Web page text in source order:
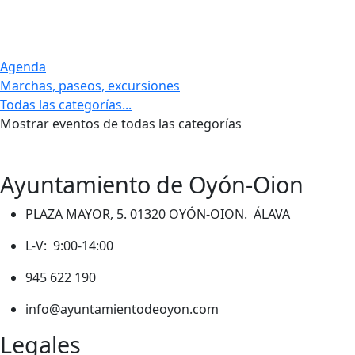
Agenda
Marchas, paseos, excursiones
Todas las categorías...
Mostrar eventos de todas las categorías
Ayuntamiento de Oyón-Oion
PLAZA MAYOR, 5. 01320 OYÓN-OION. ÁLAVA
L-V: 9:00-14:00
945 622 190
info@ayuntamientodeoyon.com
Legales